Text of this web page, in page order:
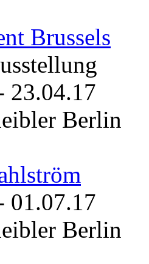
Brussels
23.04.17
Berlin
01.07.17
Berlin